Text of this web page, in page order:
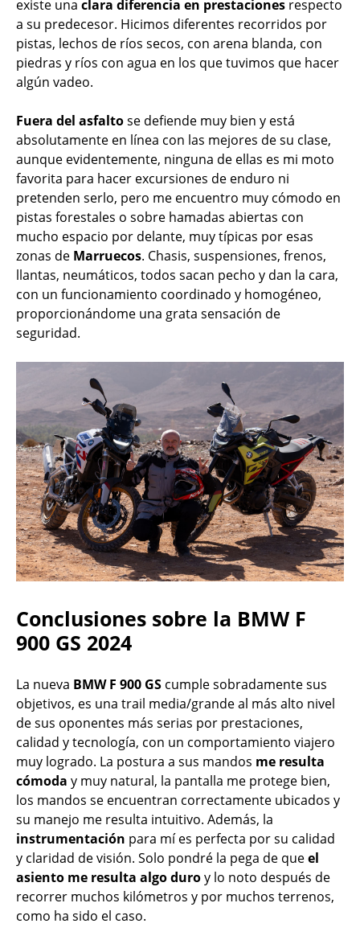
existe una clara diferencia en prestaciones respecto
a su predecesor. Hicimos diferentes recorridos por
pistas, lechos de ríos secos, con arena blanda, con
piedras y ríos con agua en los que tuvimos que hacer
algún vadeo.
Fuera del asfaltose defiende muy bien y está
absolutamente en línea con las mejores de su clase,
aunque evidentemente, ninguna de ellas es mi moto
favorita para hacer excursiones de enduro ni
pretenden serlo, pero me encuentro muy cómodo en
pistas forestales o sobre hamadas abiertas con
mucho espacio por delante, muy típicas por esas
zonas de Marruecos. Chasis, suspensiones, frenos,
llantas, neumáticos, todos sacan pecho y dan la cara,
con un funcionamiento coordinado y homogéneo,
proporcionándome una grata sensación de
seguridad.
Conclusiones sobre la BMW F
900 GS 2024
La nueva BMW F 900 GS cumple sobradamente sus
objetivos, es una trail media/grande al más alto nivel
de sus oponentes más serias por prestaciones,
calidad y tecnología, con un comportamiento viajero
muy logrado. La postura a sus mandos me resulta
cómoda y muy natural, la pantalla me protege bien,
los mandos se encuentran correctamente ubicados y
su manejo me resulta intuitivo. Además, la
instrumentación para mí es perfecta por su calidad
y claridad de visión. Solo pondré la pega de queel
asiento me resulta algo duroy lo noto después de
recorrer muchos kilómetros y por muchos terrenos,
como ha sido el caso.